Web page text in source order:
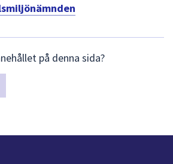
på denna sida?